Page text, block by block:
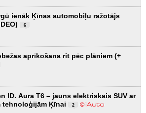
ienāk Ķīnas automobiļu ražotājs
6
aprīkošana rit pēc plāniem (+
ID. Aura T6 – jauns elektriskais SUV ar
tehnoloģijām Ķīnai
2